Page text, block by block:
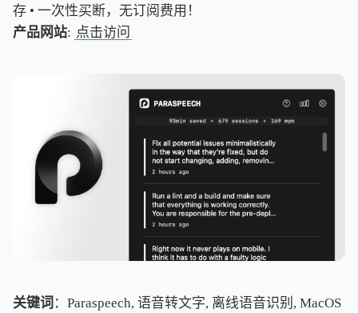
存 • 一次性买断，无订阅费用！
产品网站: 点击访问
关键词 ：Paraspeech, 语音转文字, 离线语音识别, MacOS